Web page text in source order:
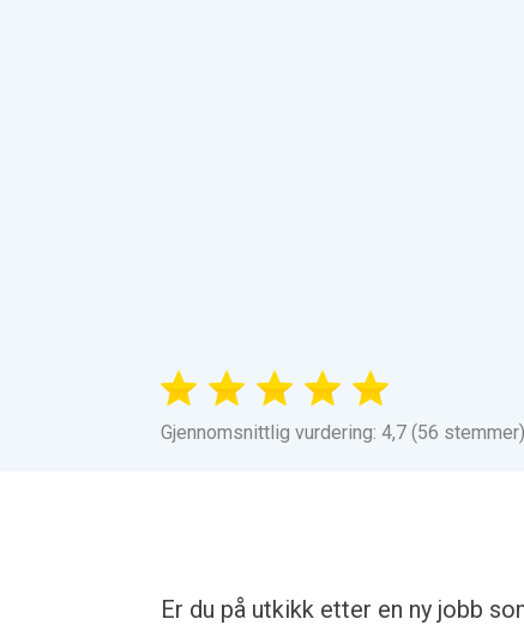
Gjennomsnittlig vurdering: 4,7 (56 stemmer)
Er du på utkikk etter en ny jobb